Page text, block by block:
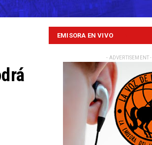
EMISORA EN VIVO
- ADVERTISEMENT -